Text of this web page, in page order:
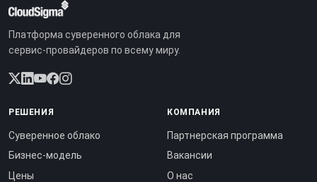
Платформа суверенного облака для
сервис-провайдеров по всему миру.
РЕШЕНИЯ
Суверенное облако
Бизнес-модель
Цены
КОМПАНИЯ
Партнерская программа
Вакансии
О нас